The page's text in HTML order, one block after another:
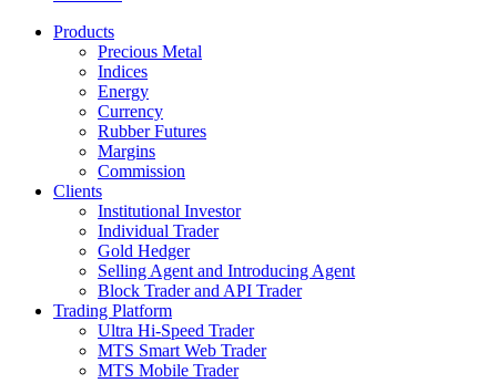
Products
Precious Metal
Indices
Energy
Currency
Rubber Futures
Margins
Commission
Clients
Institutional Investor
Individual Trader
Gold Hedger
Selling Agent and Introducing Agent
Block Trader and API Trader
Trading Platform
Ultra Hi-Speed Trader
MTS Smart Web Trader
MTS Mobile Trader